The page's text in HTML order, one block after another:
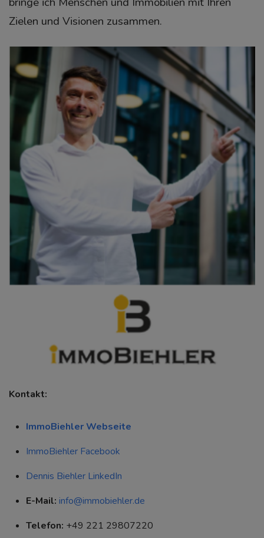
Zielen und Visionen zusammen.
Kontakt:
ImmoBiehler Webseite
ImmoBiehler Facebook
Dennis Biehler LinkedIn
E-Mail: info@immobiehler.de
Telefon: +49 221 29807220